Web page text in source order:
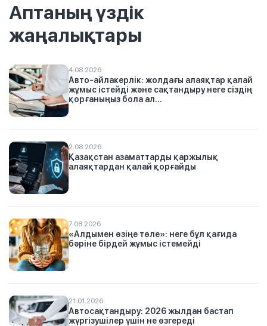
Аптаның үздік
жаңалықтары
4.08.2026
Авто-айлакерлік: жолдағы алаяқтар қалай
жұмыс істейді және сақтандыру неге сіздің
қорғаныңыз бола ал...
2.08.2026
Қазақстан азаматтарды қаржылық
алаяқтардан қалай қорғайды
7.08.2026
«Алдымен өзіңе төле»: неге бұл қағида
бәріне бірдей жұмыс істемейді
21.01.2026
Автосақтандыру: 2026 жылдан бастап
жүргізушілер үшін не өзгереді